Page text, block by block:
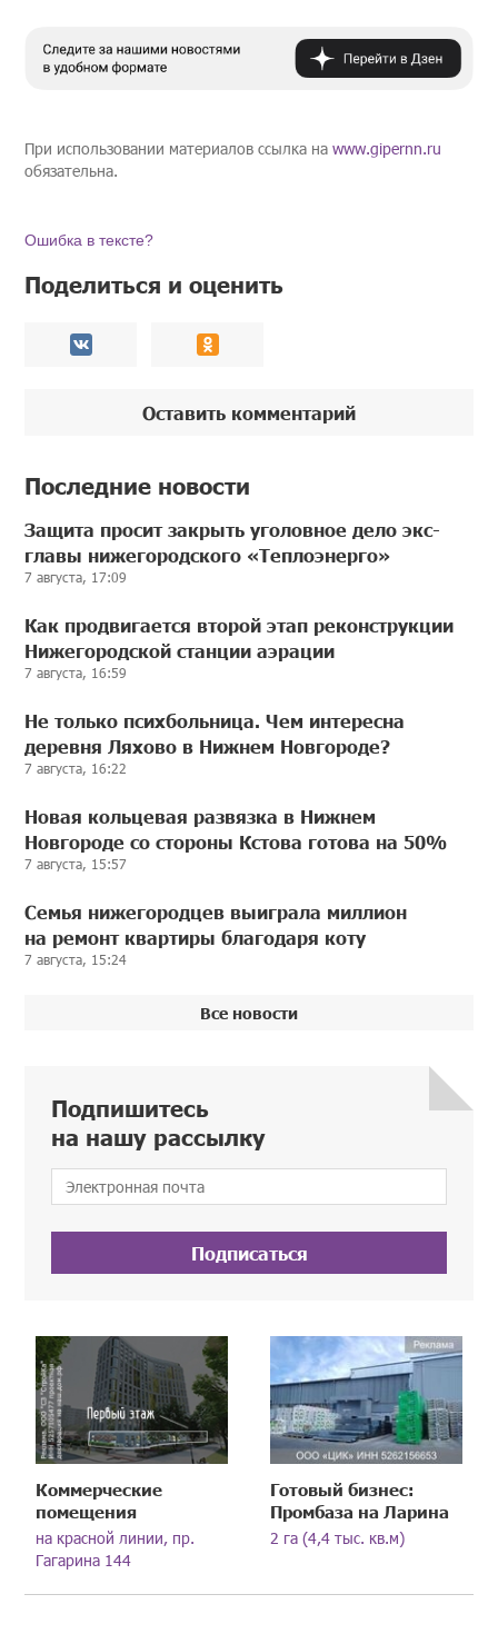
При использовании материалов ссылка наwww.gipernn.ru
обязательна.
Ошибка в тексте?
Поделиться и оценить
Оставить комментарий
Последние новости
Защита просит закрыть уголовное дело экс-
главы нижегородского «Теплоэнерго»
7 августа, 17:09
Как продвигается второй этап реконструкции
Нижегородской станции аэрации
7 августа, 16:59
Не только психбольница. Чем интересна
деревня Ляхово в Нижнем Новгороде?
7 августа, 16:22
Новая кольцевая развязка в Нижнем
Новгороде со стороны Кстова готова на 50%
7 августа, 15:57
Семья нижегородцев выиграла миллион
на ремонт квартиры благодаря коту
7 августа, 15:24
Все новости
Подпишитесь
на нашу рассылку
Подписаться
Коммерческие
помещения
на красной линии, пр.
Гагарина 144
Готовый бизнес:
Промбаза на Ларина
2 га (4,4 тыс. кв.м)